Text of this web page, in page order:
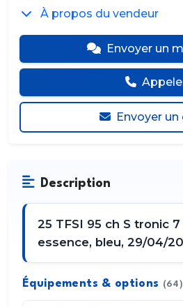
À propos du vendeur
Envoyer un
Envoyer un
Description
25 TFSI 95 ch S tronic
essence, bleu, 29/04/
Équipements & options (64)